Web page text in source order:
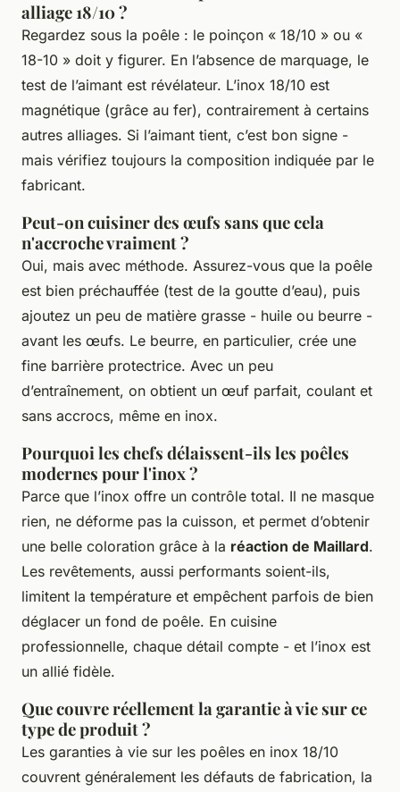
alliage 18/10 ?
Regardez sous la poêle : le poinçon « 18/10 » ou «
18-10 » doit y figurer. En l’absence de marquage, le
test de l’aimant est révélateur. L’inox 18/10 est
magnétique (grâce au fer), contrairement à certains
autres alliages. Si l’aimant tient, c’est bon signe -
mais vérifiez toujours la composition indiquée par le
fabricant.
Peut-on cuisiner des œufs sans que cela
n'accroche vraiment ?
Oui, mais avec méthode. Assurez-vous que la poêle
est bien préchauffée (test de la goutte d’eau), puis
ajoutez un peu de matière grasse - huile ou beurre -
avant les œufs. Le beurre, en particulier, crée une
fine barrière protectrice. Avec un peu
d’entraînement, on obtient un œuf parfait, coulant et
sans accrocs, même en inox.
Pourquoi les chefs délaissent-ils les poêles
modernes pour l'inox ?
Parce que l’inox offre un contrôle total. Il ne masque
rien, ne déforme pas la cuisson, et permet d’obtenir
une belle coloration grâce à la réaction de Maillard.
Les revêtements, aussi performants soient-ils,
limitent la température et empêchent parfois de bien
déglacer un fond de poêle. En cuisine
professionnelle, chaque détail compte - et l’inox est
un allié fidèle.
Que couvre réellement la garantie à vie sur ce
type de produit ?
Les garanties à vie sur les poêles en inox 18/10
couvrent généralement les défauts de fabrication, la